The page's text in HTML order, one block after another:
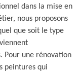
dans la mise en
nous proposons
que soit le type
Pour une rénovation
peintures qui